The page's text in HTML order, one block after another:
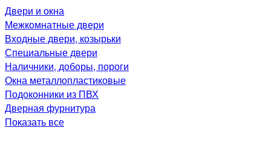
Двери и окна
Межкомнатные двери
Входные двери, козырьки
Специальные двери
Наличники, доборы, пороги
Окна металлопластиковые
Подоконники из ПВХ
Дверная фурнитура
Показать все